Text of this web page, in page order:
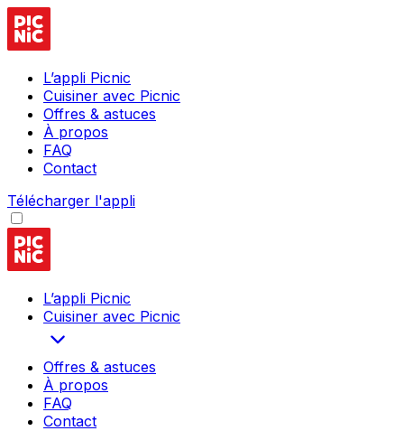
L’appli Picnic
Cuisiner avec Picnic
Offres & astuces
À propos
FAQ
Contact
Télécharger l'appli
L’appli Picnic
Cuisiner avec Picnic
Offres & astuces
À propos
FAQ
Contact